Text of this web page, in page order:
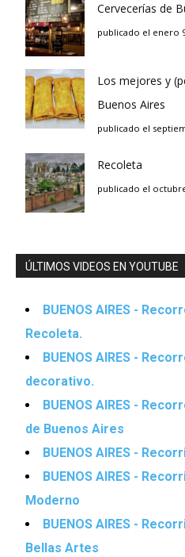
Cervecerías de
publicado el enero
Los mejores y
Buenos Aires
publicado el
Recoleta
publicado el
ÚLTIMOS VIDEOS EN YOUTUBE
BUENOS AIRES -
Recoleta.
BUENOS AIRES -
decorativo.
BUENOS AIRES -
de Buenos Aires
BUENOS AIRES -
BUENOS AIRES -
Moderno
BUENOS AIRES -
Bellas Artes